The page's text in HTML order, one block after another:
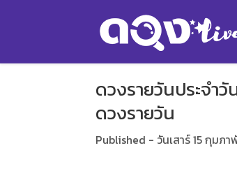
ดวงรายวันประจำ
ดวงรายวัน
Published - วันเสาร์ 15 กุมภ